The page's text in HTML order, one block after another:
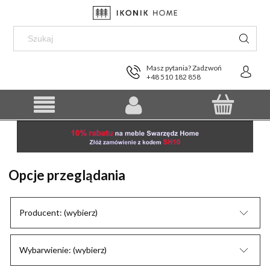
Masz pytania? Zadzwoń
+48 510 182 858
Opcje przeglądania
Producent: (wybierz)
Wybarwienie: (wybierz)